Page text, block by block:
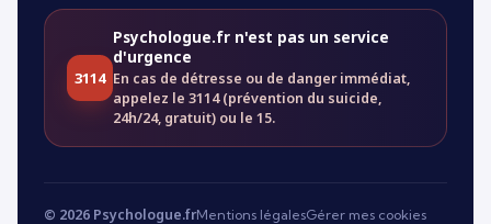
3114
Psychologue.fr n'est pas un service
d'urgence
En cas de détresse ou de danger immédiat,
appelez le 3114 (prévention du suicide,
24h/24, gratuit) ou le 15.
© 2026 Psychologue.frMentions légalesGérer mes cookies